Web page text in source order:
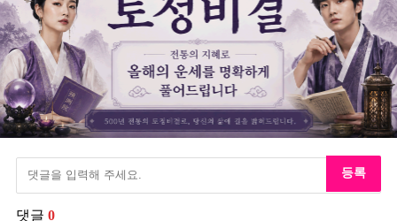
등록
댓글 0